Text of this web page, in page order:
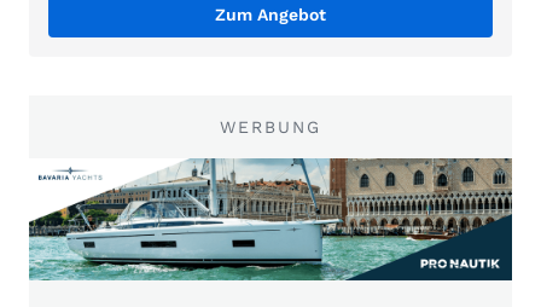
Zum Angebot
WERBUNG